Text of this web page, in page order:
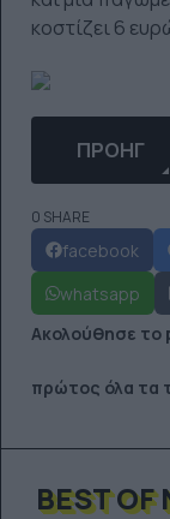
κοστίζει 6
ΠΡΟΗΓ
0 SHARE
facebook
whatsapp
Ακολούθησε το
πρώτος όλα τα
BEST OF